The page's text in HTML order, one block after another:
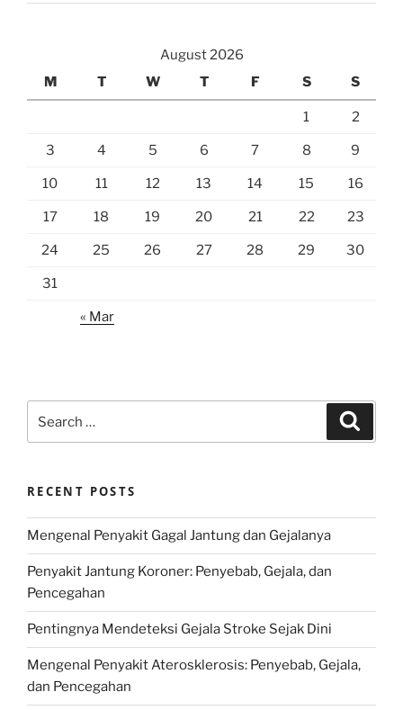
August 2026
M
T W T F S S
1 2
3 4 5 6 7 8 9
10 11 12 13 14 15 16
17 18 19 20 21 22 23
24 25 26 27 28 29 30
31
« Mar
for:
RECENT POSTS
Mengenal Penyakit Gagal Jantung dan Gejalanya
Penyakit Jantung Koroner: Penyebab, Gejala, dan
Pencegahan
Pentingnya Mendeteksi Gejala Stroke Sejak Dini
Mengenal Penyakit Aterosklerosis: Penyebab, Gejala,
dan Pencegahan